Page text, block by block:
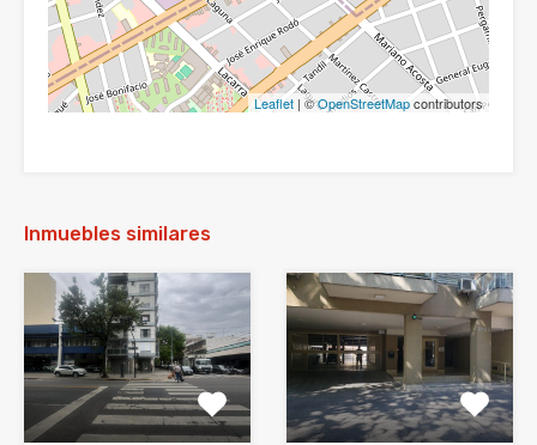
Leaflet | ©OpenStreetMapcontributors
Inmuebles similares